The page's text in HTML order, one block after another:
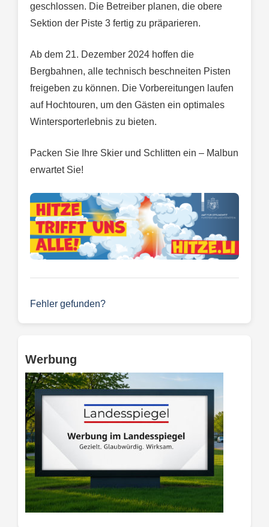
geschlossen. Die Betreiber planen, die obere
Sektion der Piste 3 fertig zu präparieren.
Ab dem 21. Dezember 2024 hoffen die
Bergbahnen, alle technisch beschneiten Pisten
freigeben zu können. Die Vorbereitungen laufen
auf Hochtouren, um den Gästen ein optimales
Wintersporterlebnis zu bieten.
Packen Sie Ihre Skier und Schlitten ein – Malbun
erwartet Sie!
Fehler gefunden?
Werbung